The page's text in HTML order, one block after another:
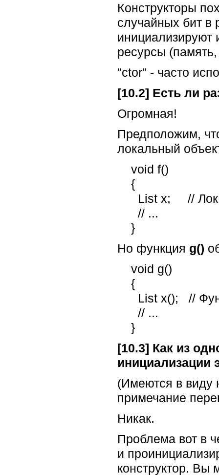
Конструкторы
случайных бит
инициализируют
ресурсы
"ctor" - часто
[10.2] Есть ли
Огромная!
Предположим,
локальный
    }
Но функция g()
    }
[10.3] Как из
инициализации
(Имеются в виду
примечание
Никак.
Проблема вот в
и
конструктор. Вы